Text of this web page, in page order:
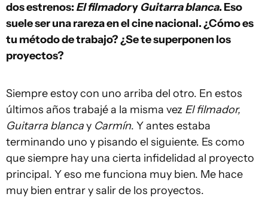
dos estrenos: El filmadory Guitarra blanca. Eso
suele ser una rareza en el cine nacional. ¿Cómo es
tu método de trabajo? ¿Se te superponen los
proyectos?
Siempre estoy con uno arriba del otro. En estos
últimos años trabajé a la misma vez El filmador,
Guitarra blancay Carmín. Y antes estaba
terminando uno y pisando el siguiente. Es como
que siempre hay una cierta infidelidad al proyecto
principal. Y eso me funciona muy bien. Me hace
muy bien entrar y salir de los proyectos.